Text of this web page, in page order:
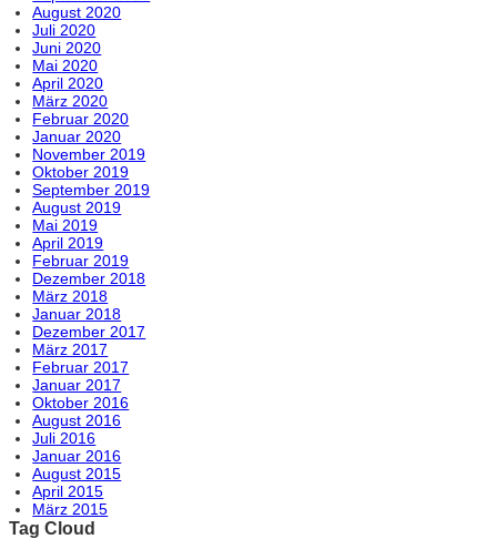
August 2020
Juli 2020
Juni 2020
Mai 2020
April 2020
März 2020
Februar 2020
Januar 2020
November 2019
Oktober 2019
September 2019
August 2019
Mai 2019
April 2019
Februar 2019
Dezember 2018
März 2018
Januar 2018
Dezember 2017
März 2017
Februar 2017
Januar 2017
Oktober 2016
August 2016
Juli 2016
Januar 2016
August 2015
April 2015
März 2015
Tag Cloud